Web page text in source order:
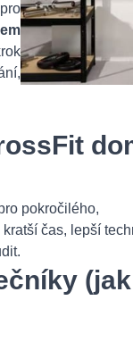
pokročilého,
čas, lepší